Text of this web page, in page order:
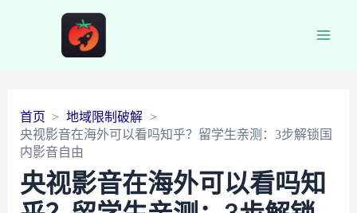
首页
地域限制破解
央视影音在海外可以看吗知乎？留学生亲测：3步解锁国
内影音自由
央视影音在海外可以看吗知